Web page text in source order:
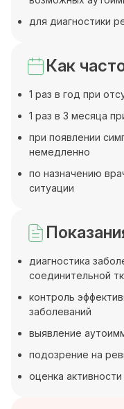
для диагностики
Как
1 раз в год при
1 раз в 3 месяца
при появлении
немедленно
по назначению
ситуации
диагностика
соединительной
контроль
заболеваний
выявление
подозрение на
оценка